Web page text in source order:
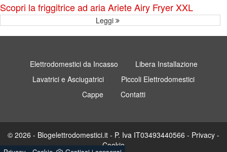
Scopri la friggitrice ad aria Ariete Airy Fryer XXL
Leggi
Elettrodomestici da Incasso
Libera Installazione
Lavatrici e Asciugatrici
Piccoli Elettrodomestici
Cappe
Contatti
© 2026 - Blogelettrodomestici.it - P. Iva IT03493440566 - Privacy -
Cookie